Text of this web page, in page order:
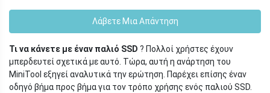
Λάβετε Μια Απάντηση
Τι να κάνετε με έναν παλιό SSD ? Πολλοί χρήστες έχουν
μπερδευτεί σχετικά με αυτό. Τώρα, αυτή η ανάρτηση του
MiniTool εξηγεί αναλυτικά την ερώτηση. Παρέχει επίσης έναν
οδηγό βήμα προς βήμα για τον τρόπο χρήσης ενός παλιού SSD.